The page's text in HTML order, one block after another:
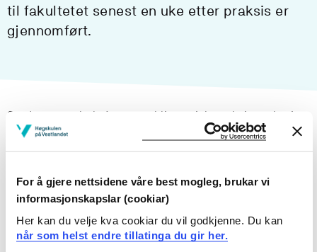
For å gjere nettsidene våre best mogleg, brukar vi
informasjonskapslar (cookiar)
Her kan du velje kva cookiar du vil godkjenne. Du kan
når som helst endre tillatinga du gir her.
til fakultetet senest en uke etter praksis er
gjennomført.
Studentene skal gjennom obligatorisk praksisopplæring
i studiet. Emneplanene for praksis beskriver de ulike
Vurderingsskjema 2. studieår
Vurderingsskjema grunnskolepraksis, høst 2.
studieår- bokmål